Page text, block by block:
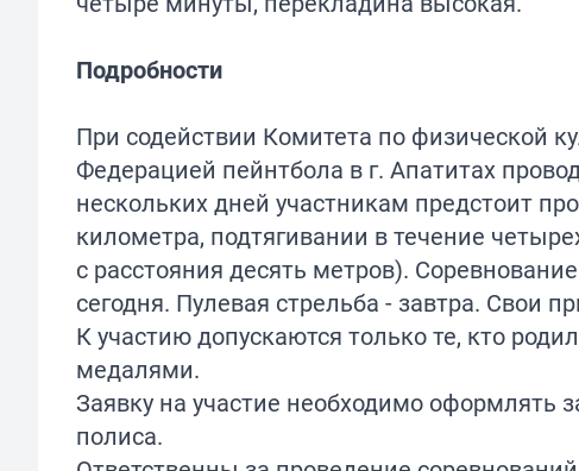
Подробности
При содействии Комитета по физической
Федерацией пейнтбола в г. Апатитах
нескольких дней участникам предстоит
километра, подтягивании в течение
с расстояния десять метров).
сегодня. Пулевая стрельба - завтра. Свои
К участию допускаются только те, кто
медалями.
Заявку на участие необходимо оформлять
полиса.